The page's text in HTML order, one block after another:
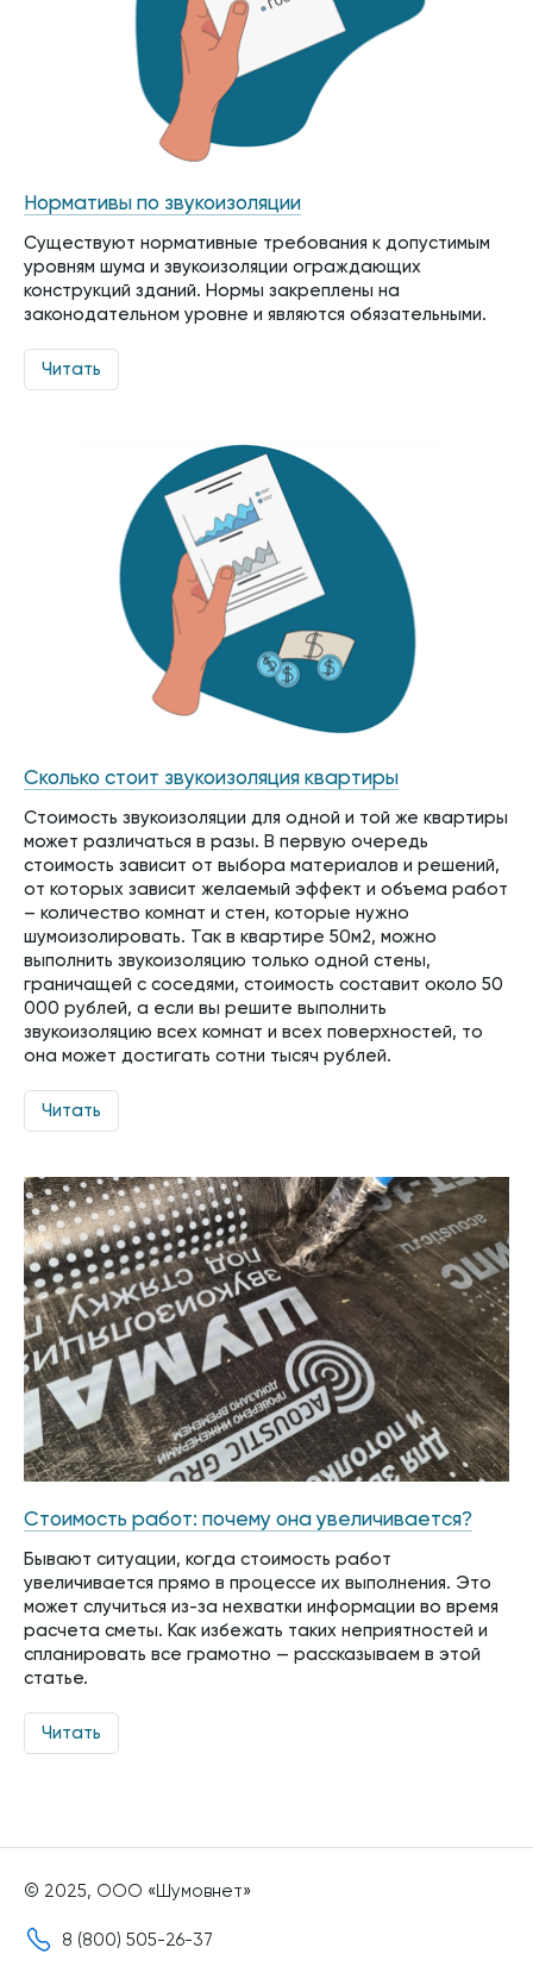
Нормативы по звукоизоляции
Существуют нормативные требования к допустимым
уровням шума и звукоизоляции ограждающих
конструкций зданий. Нормы закреплены на
законодательном уровне и являются обязательными.
Читать
Сколько стоит звукоизоляция квартиры
Стоимость звукоизоляции для одной и той же квартиры
может различаться в разы. В первую очередь
стоимость зависит от выбора материалов и решений,
от которых зависит желаемый эффект и объема работ
– количество комнат и стен, которые нужно
шумоизолировать. Так в квартире 50м2, можно
выполнить звукоизоляцию только одной стены,
граничащей с соседями, стоимость составит около 50
000 рублей, а если вы решите выполнить
звукоизоляцию всех комнат и всех поверхностей, то
она может достигать сотни тысяч рублей.
Читать
Стоимость работ: почему она увеличивается?
Бывают ситуации, когда стоимость работ
увеличивается прямо в процессе их выполнения. Это
может случиться из-за нехватки информации во время
расчета сметы. Как избежать таких неприятностей и
спланировать все грамотно — рассказываем в этой
статье.
Читать
© 2025, ООО «Шумовнет»
8 (800) 505-26-37